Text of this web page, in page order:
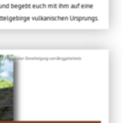
begebt euch mit ihm auf eine
vulkanischen Ursprungs.
freundlicher Genehmigung von Berggeheimnis